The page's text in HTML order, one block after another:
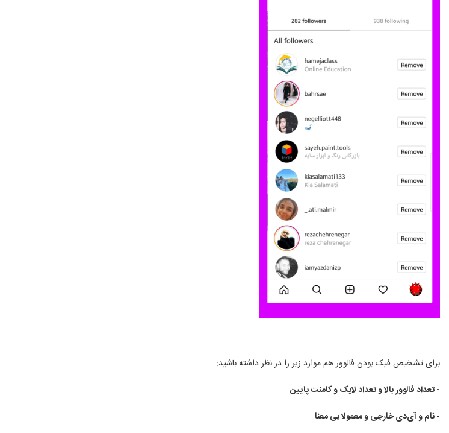
برای تشخیص فیک بودن فالوور هم موارد زیر را در نظر داشته باشید:
- تعداد فالوور بالا و تعداد لایک و کامنت پایین
- نام و آی‌دی خارجی و معمولا بی معنا